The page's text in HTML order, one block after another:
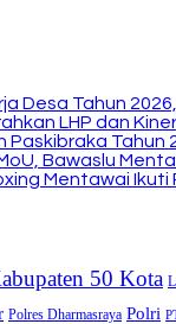
Desa Tahun
LHP dan
Paskibraka
Bawaslu
Mentawai
50 Kota
Polres Dharmasraya Polri